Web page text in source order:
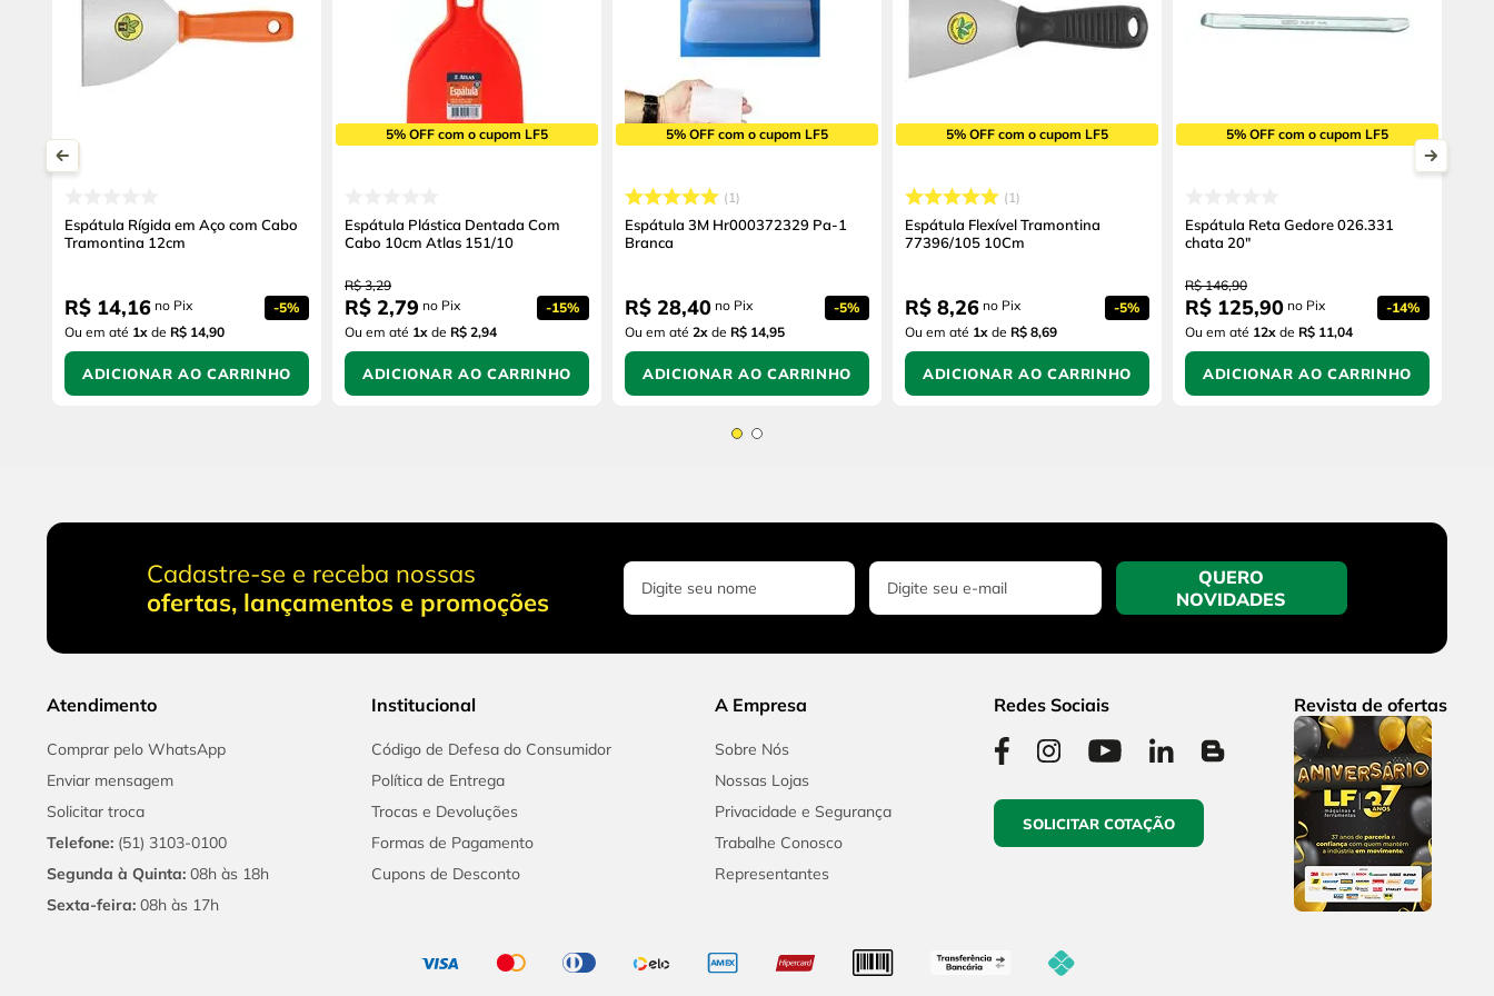
Espátula Rígida em Aço com Cabo
Tramontina 12cm
R$ 14,16 no Pix -5%
Ou em até 1x de R$ 14,90
ADICIONAR AO CARRINHO
5% OFF com o cupom LF5
Espátula Plástica Dentada Com
Cabo 10cm Atlas 151/10
R$ 3,29
R$ 2,79 no Pix -15%
Ou em até 1x de R$ 2,94
ADICIONAR AO CARRINHO
5% OFF com o cupom LF5
1
Espátula 3M Hr000372329 Pa-1
Branca
R$ 28,40 no Pix -5%
Ou em até 2x de R$ 14,95
ADICIONAR AO CARRINHO
5% OFF com o cupom LF5
1
Espátula Flexível Tramontina
77396/105 10Cm
R$ 8,26 no Pix -5%
Ou em até 1x de R$ 8,69
ADICIONAR AO CARRINHO
5% OFF com o cupom LF5
Espátula Reta Gedore 026.331
chata 20"
R$ 146,90
R$ 125,90 no Pix -14%
Ou em até 12x de R$ 11,04
ADICIONAR AO CARRINHO
Cadastre-se e receba nossas
ofertas, lançamentos e promoções
QUERO
NOVIDADES
Atendimento
Comprar pelo WhatsApp
Enviar mensagem
Solicitar troca
Telefone: (51) 3103-0100
Segunda à Quinta: 08h às 18h
Sexta-feira: 08h às 17h
Institucional
Código de Defesa do Consumidor
Política de Entrega
Trocas e Devoluções
Formas de Pagamento
Cupons de Desconto
A Empresa
Sobre Nós
Nossas Lojas
Privacidade e Segurança
Trabalhe Conosco
Representantes
Redes Sociais
SOLICITAR COTAÇÃO
Revista de ofertas